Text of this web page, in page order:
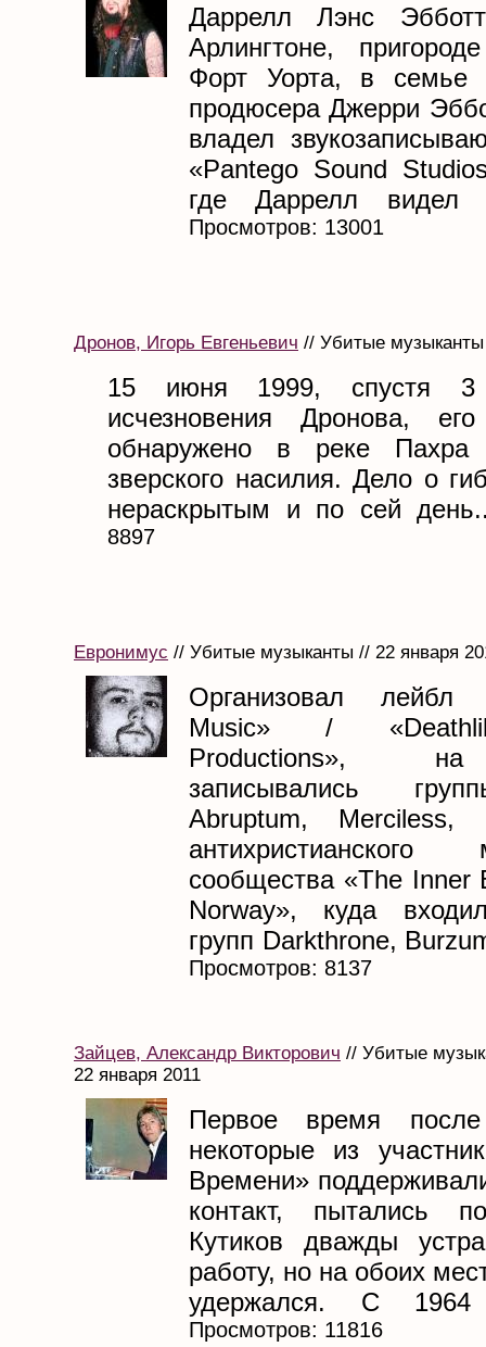
Даррелл Лэнс
Арлингтоне,
Форт Уорта, в семье
продюсера Джерри
владел
«Pantego Sound
где Даррелл
Просмотров: 13001
Дронов, Игорь Евгеньевич // Убитые музыканты
15 июня 1999, спустя
исчезновения Дронова,
обнаружено в реке
зверского насилия. Дело о
нераскрытым и по сей
8897
Евронимус // Убитые музыканты // 22 января
Организовал лейбл
Music» /
Productions»,
записывались
Abruptum, Merciless,
антихристианского
сообщества «The Inner
Norway», куда
групп Darkthrone,
Просмотров: 8137
Зайцев, Александр Викторович // Убитые
22 января 2011
Первое время после
некоторые из
Времени»
контакт, пытались
Кутиков дважды
работу, но на обоих
удержался. С
Просмотров: 11816